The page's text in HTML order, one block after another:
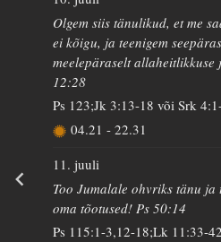
Olgem siis tänulikud, et me
ei kõigu, ja teenigem
meelepäraselt allaheitlikkuse
12:28
Ps 123;Jk 3:13-18 või Srk
04.21 - 22.31
11. juuli
Too Jumalale ohvriks tänu ja
oma tõotused! Ps 50:14
Ps 115:1-3,12-18;Lk 11:33-